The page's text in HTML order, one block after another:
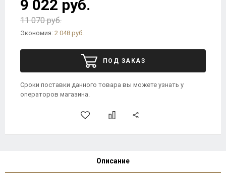
9 022 руб.
11 070 руб.
Экономия: 2 048 руб.
ПОД ЗАКАЗ
Сроки поставки данного товара вы можете узнать у
операторов магазина.
Описание